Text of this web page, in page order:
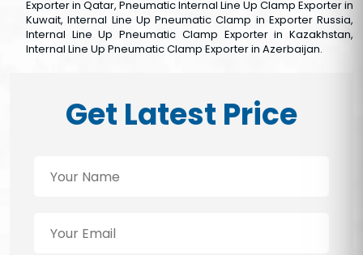
Exporter in Qatar, Pneumatic Internal Line Up Clamp Exporter in
Kuwait, Internal Line Up Pneumatic Clamp in Exporter Russia,
Internal Line Up Pneumatic Clamp Exporter in Kazakhstan,
Internal Line Up Pneumatic Clamp Exporter in Azerbaijan.
Get Latest Price